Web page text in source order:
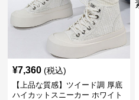
¥7,360 (税込)
【上品な質感】ツイード調 厚底
ハイカットスニーカー ホワイト